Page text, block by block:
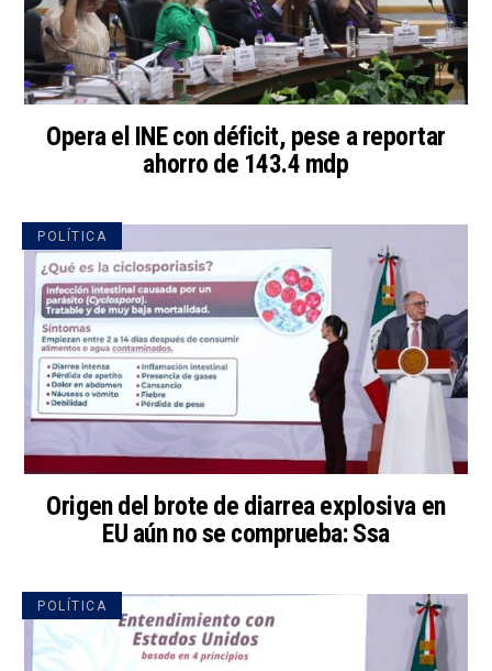
Opera el INE con déficit, pese a reportar
ahorro de 143.4 mdp
POLÍTICA
Origen del brote de diarrea explosiva en
EU aún no se comprueba: Ssa
POLÍTICA